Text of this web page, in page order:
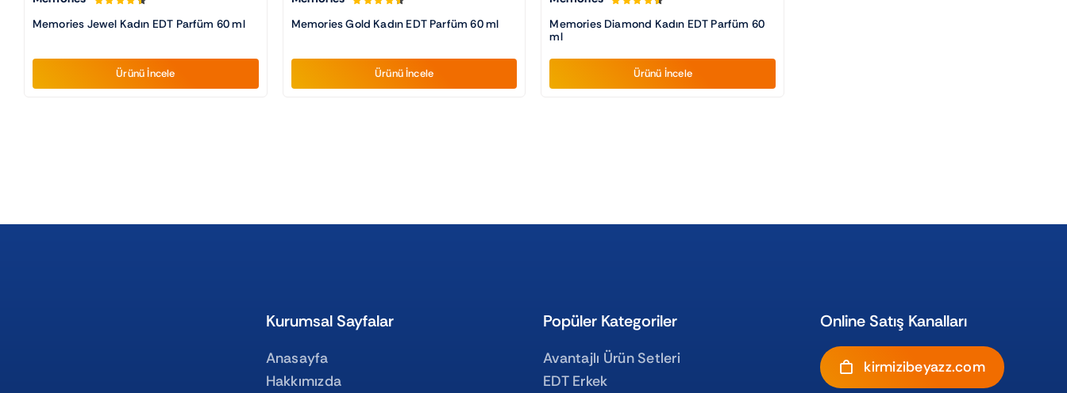
Memories Jewel Kadın EDT Parfüm 60 ml
Ürünü İncele
Memories Gold Kadın EDT Parfüm 60 ml
Ürünü İncele
Memories Diamond Kadın EDT Parfüm 60
ml
Ürünü İncele
Kurumsal Sayfalar
Anasayfa
Hakkımızda
Popüler Kategoriler
Avantajlı Ürün Setleri
EDT Erkek
Online Satış Kanalları
kirmizibeyazz.com